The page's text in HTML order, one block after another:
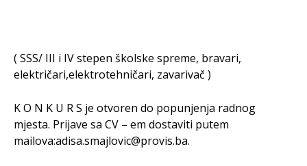
( SSS/ III i IV stepen školske spreme, bravari,
električari,elektrotehničari, zavarivač )
K O N K U R S je otvoren do popunjenja radnog
mjesta. Prijave sa CV – em dostaviti putem
mailova:adisa.smajlovic@provis.ba.